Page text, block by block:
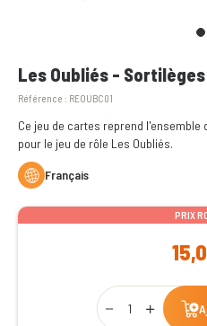
Les Oubliés -
Référence : REOUBC01
Ce jeu de cartes reprend
pour le jeu de rôle Les Oubliés.
Français
PRIX
Qty